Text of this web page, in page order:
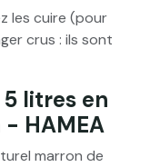
les cuire (pour
crus : ils sont
litres en
HAMEA
marron de